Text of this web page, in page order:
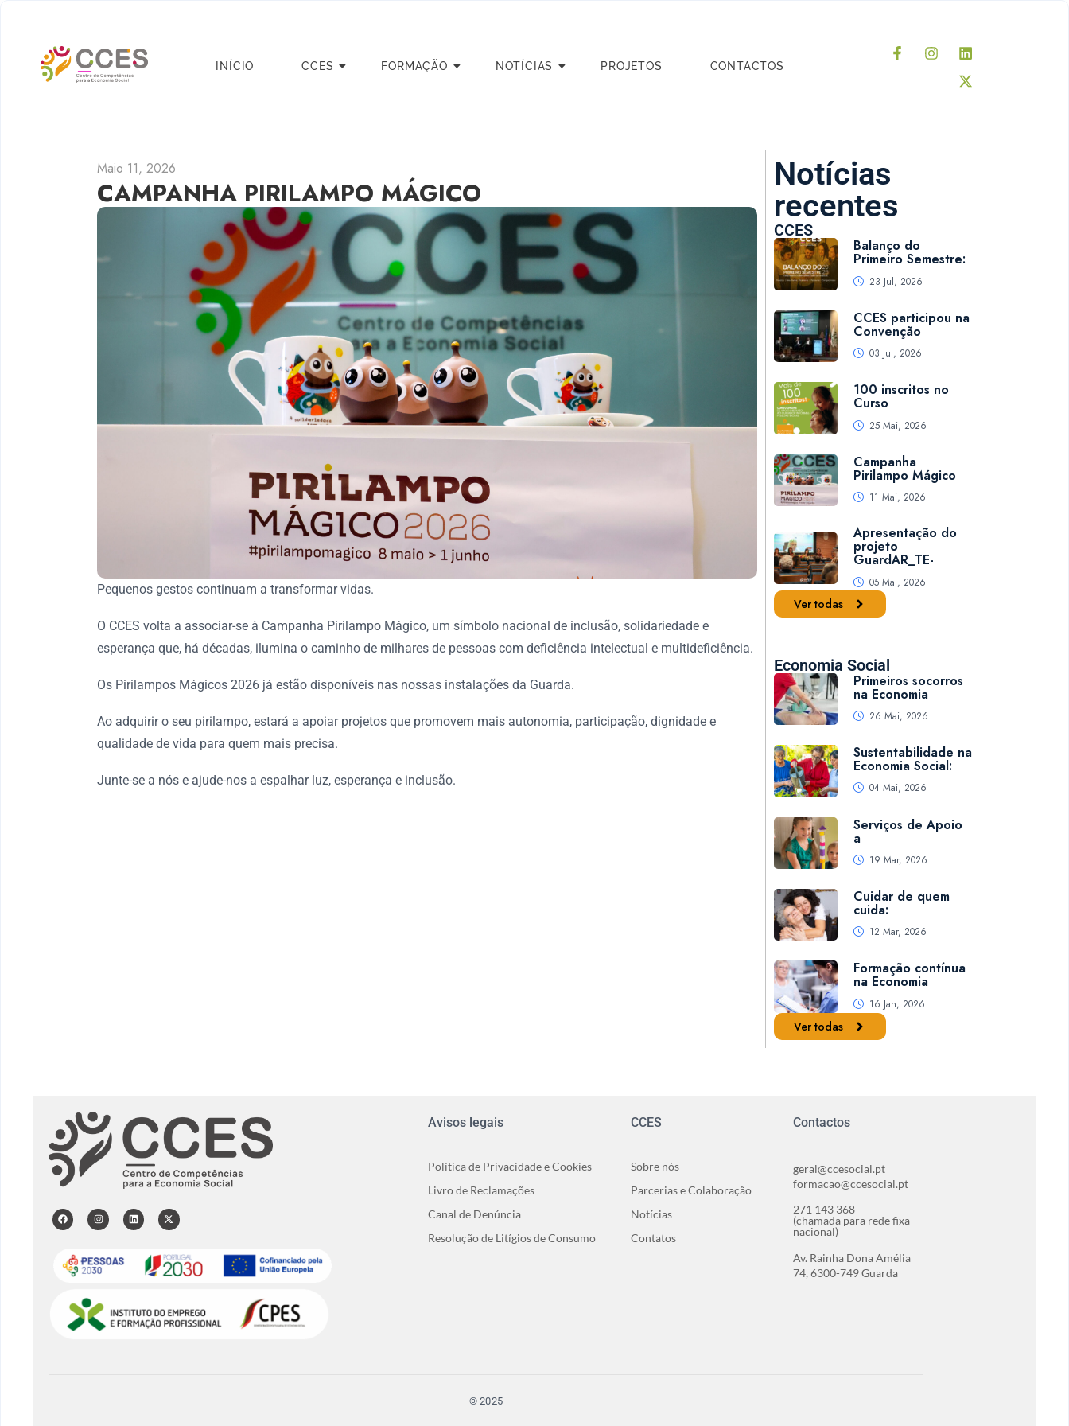
INÍCIO CCES FORMAÇÃO NOTÍCIAS PROJETOS CONTACTOS
Maio 11, 2026
CAMPANHA PIRILAMPO MÁGICO
Pequenos gestos continuam a transformar vidas.
O CCES volta a associar-se à Campanha Pirilampo Mágico, um símbolo nacional de inclusão, solidariedade e
esperança que, há décadas, ilumina o caminho de milhares de pessoas com deficiência intelectual e multideficiência.
Os Pirilampos Mágicos 2026 já estão disponíveis nas nossas instalações da Guarda.
Ao adquirir o seu pirilampo, estará a apoiar projetos que promovem mais autonomia, participação, dignidade e
qualidade de vida para quem mais precisa.
Junte-se a nós e ajude-nos a espalhar luz, esperança e inclusão.
Notícias
recentes
CCES
Balanço do
Primeiro Semestre:
23 Jul, 2026
CCES participou na
Convenção
03 Jul, 2026
100 inscritos no
Curso
25 Mai, 2026
Campanha
Pirilampo Mágico
11 Mai, 2026
Apresentação do
projeto
GuardAR_TE-
05 Mai, 2026
Ver todas
Economia Social
Primeiros socorros
na Economia
26 Mai, 2026
Sustentabilidade na
Economia Social:
04 Mai, 2026
Serviços de Apoio
a
19 Mar, 2026
Cuidar de quem
cuida:
12 Mar, 2026
Formação contínua
na Economia
16 Jan, 2026
Ver todas
Avisos legais
Política de Privacidade e Cookies
Livro de Reclamações
Canal de Denúncia
Resolução de Litígios de Consumo
CCES
Sobre nós
Parcerias e Colaboração
Notícias
Contatos
Contactos
geral@ccesocial.pt
formacao@ccesocial.pt
271 143 368
(chamada para rede fixa
nacional)
Av. Rainha Dona Amélia
74, 6300-749 Guarda
© 2025